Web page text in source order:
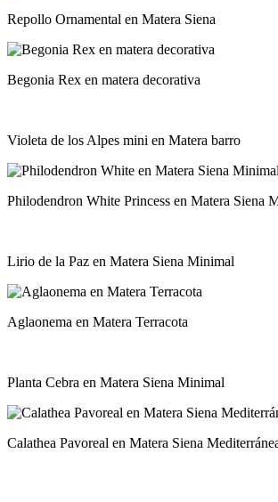
Repollo Ornamental en Matera Siena
Begonia Rex en matera decorativa
Violeta de los Alpes mini en Matera barro
Philodendron White Princess en Matera Siena
Lirio de la Paz en Matera Siena Minimal
Aglaonema en Matera Terracota
Planta Cebra en Matera Siena Minimal
Calathea Pavoreal en Matera Siena